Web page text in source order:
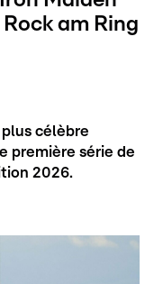
am Ring
célèbre
première série de
2026.